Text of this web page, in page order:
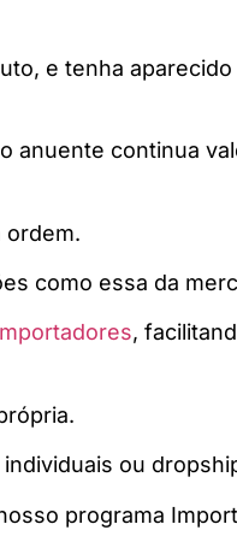
e tenha
continua
ordem.
como essa da
,
ou
programa